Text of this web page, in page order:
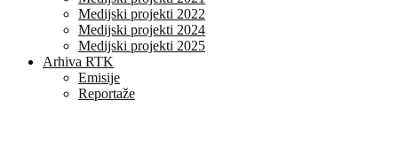
Medijski projekti 2022
Medijski projekti 2024
Medijski projekti 2025
Arhiva RTK
Emisije
Reportaže